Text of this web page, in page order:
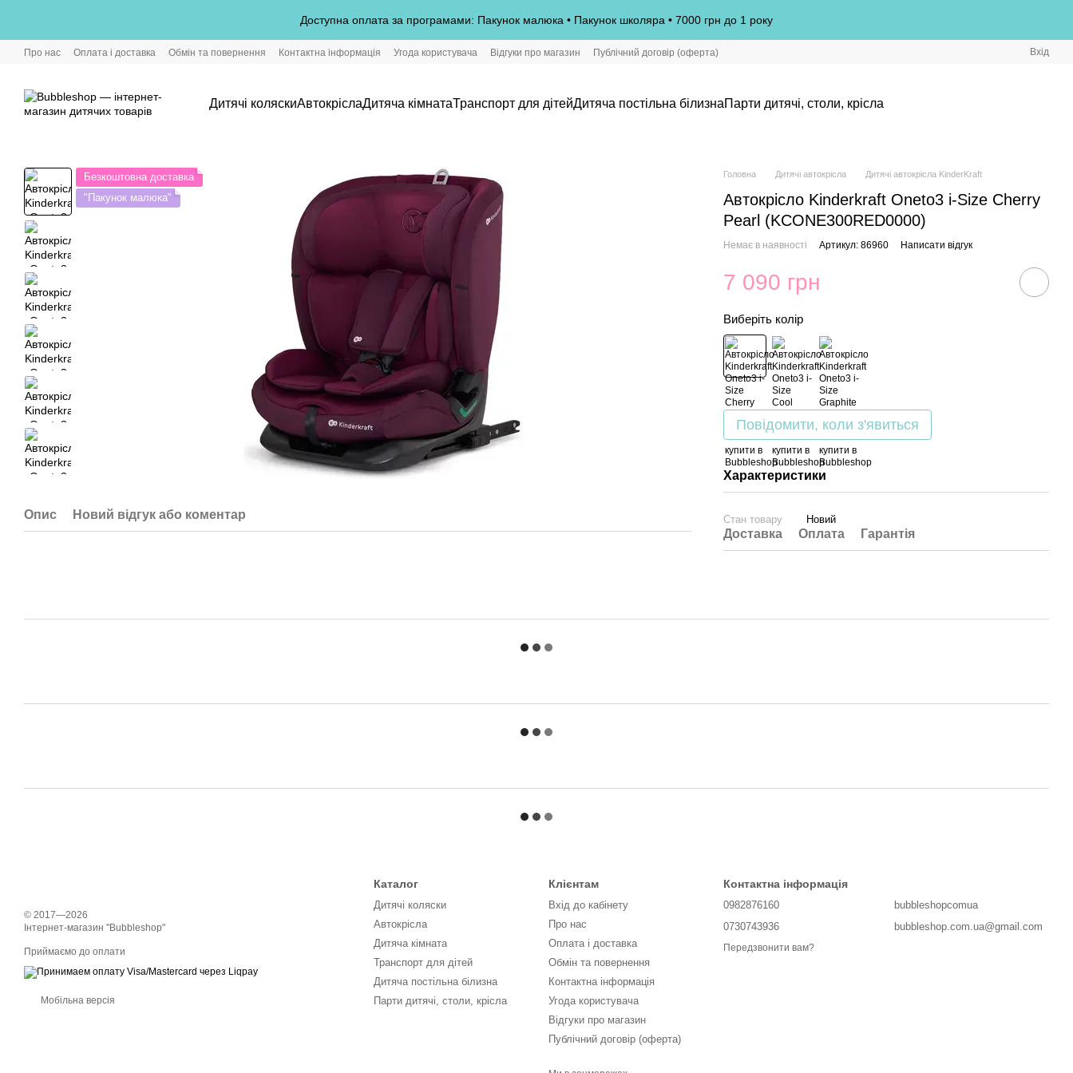
Доступна оплата за програмами: Пакунок малюка • Пакунок школяра • 7000 грн до 1 року
Про нас Оплата і доставка Обмін та повернення Контактна інформація Угода користувача Відгуки про магазин Публічний договір (оферта) Вхід
Дитячі коляскиАвтокріслаДитяча кімнатаТранспорт для дітейДитяча постільна білизнаПарти дитячі, столи, крісла
Безкоштовна доставка
"Пакунок малюка"
Опис Новий відгук або коментар
Головна Дитячі автокрісла Дитячі автокрісла KinderKraft
Автокрісло Kinderkraft Oneto3 i-Size Cherry
Pearl (KCONE300RED0000)
Немає в наявності Артикул: 86960 Написати відгук
7 090 грн
Виберіть колір
Повідомити, коли з'явиться
Характеристики
Стан товару Новий
Доставка Оплата Гарантія
© 2017—2026
Інтернет-магазин "Bubbleshop"
Приймаємо до оплати
Мобільна версія
Каталог
Дитячі коляски
Автокрісла
Дитяча кімната
Транспорт для дітей
Дитяча постільна білизна
Парти дитячі, столи, крісла
Клієнтам
Вхід до кабінету
Про нас
Оплата і доставка
Обмін та повернення
Контактна інформація
Угода користувача
Відгуки про магазин
Публічний договір (оферта)
Контактна інформація
0982876160
0730743936
Передзвонити вам?
bubbleshopcomua
bubbleshop.com.ua@gmail.com